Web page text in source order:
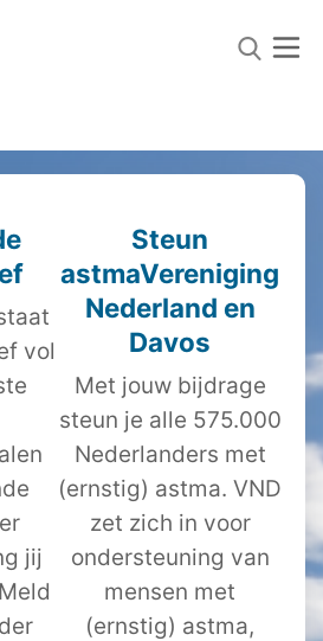
vol
jij
Steun
astmaVereniging
Nederland en
Davos
Met jouw bijdrage
steun je alle 575.000
Nederlanders met
(ernstig) astma. VND
zet zich in voor
ondersteuning van
mensen met
(ernstig) astma,